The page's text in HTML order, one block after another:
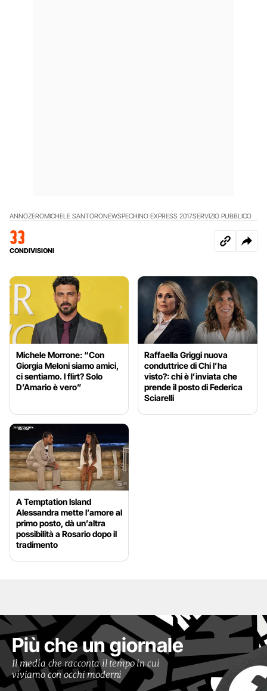
ANNOZEROMICHELE SANTORONEWSPECHINO EXPRESS 2017SERVIZIO PUBBLICO
33
CONDIVISIONI
Michele Morrone: “Con
Giorgia Meloni siamo amici,
ci sentiamo. I flirt? Solo
D’Amario è vero”
Raffaella Griggi nuova
conduttrice di Chi l’ha
visto?: chi è l’inviata che
prende il posto di Federica
Sciarelli
A Temptation Island
Alessandra mette l’amore al
primo posto, dà un’altra
possibilità a Rosario dopo il
tradimento
Più che un giornale
Il media che racconta il tempo in cui
viviamo con occhi moderni